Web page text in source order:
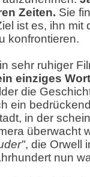
Zeiten. Sie
ist es, ihn mit
konfrontieren.
sehr ruhiger
einziges Wort
die
ein
in der
überwacht
, die Orwell
nun